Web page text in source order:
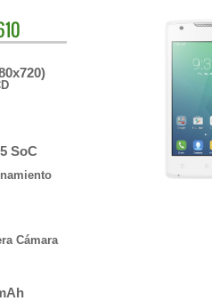
SoC
Cámara